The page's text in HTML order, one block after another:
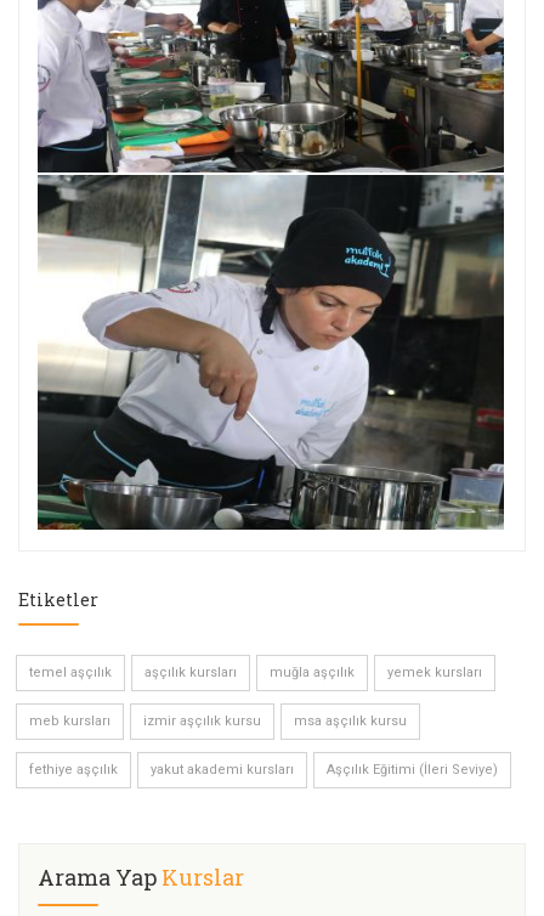
Etiketler
temel aşçılık aşçılık kursları muğla aşçılık yemek kursları
meb kursları izmir aşçılık kursu msa aşçılık kursu
fethiye aşçılık yakut akademi kursları Aşçılık Eğitimi (İleri Seviye)
Arama Yap Kurslar